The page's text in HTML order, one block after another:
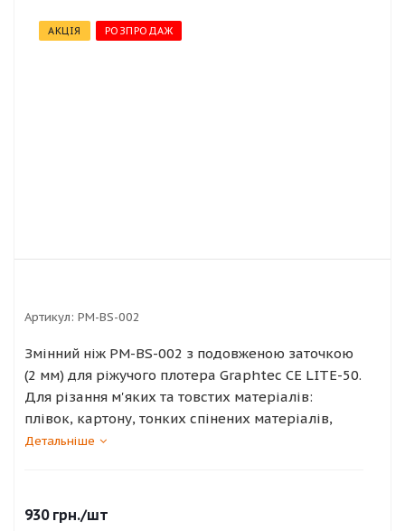
АКЦІЯ РОЗПРОДАЖ
Артикул: PM-BS-002
Змінний ніж PM-BS-002 з подовженою заточкою
(2 мм) для ріжучого плотера Graphtec CE LITE-50.
Для різання м'яких та товстих матеріалів:
плівок, картону, тонких спінених матеріалів,
художніх пінопластів, повсті, м'якої гуми,
Регульований вихід леза з градуйованою
Детальніше
930грн./шт